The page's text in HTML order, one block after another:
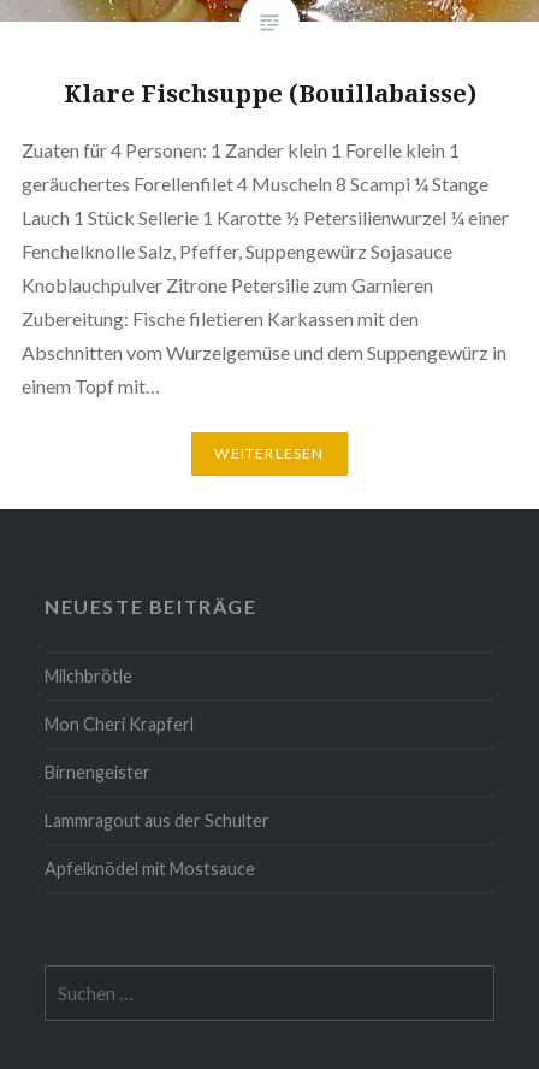
Klare Fischsuppe (Bouillabaisse)
Zuaten für 4 Personen: 1 Zander klein 1 Forelle klein 1
geräuchertes Forellenfilet 4 Muscheln 8 Scampi ¼ Stange
Lauch 1 Stück Sellerie 1 Karotte ½ Petersilienwurzel ¼ einer
Fenchelknolle Salz, Pfeffer, Suppengewürz Sojasauce
Knoblauchpulver Zitrone Petersilie zum Garnieren
Zubereitung: Fische filetieren Karkassen mit den
Abschnitten vom Wurzelgemüse und dem Suppengewürz in
einem Topf mit…
WEITERLESEN
NEUESTE BEITRÄGE
Milchbrötle
Mon Cheri Krapferl
Birnengeister
Lammragout aus der Schulter
Apfelknödel mit Mostsauce
nach: